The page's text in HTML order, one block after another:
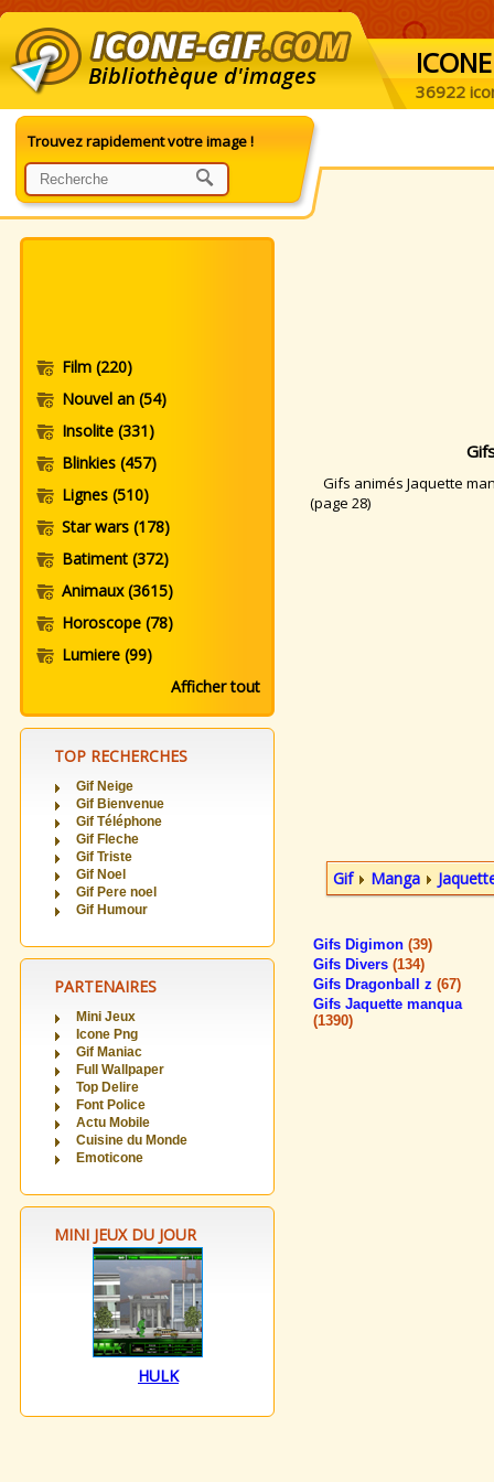
Bibliothèque d'images ICONE
36922
Trouvez rapidement votre image !
Film (220)
Nouvel an (54)
Insolite (331)
Blinkies (457)
Lignes (510)
Star wars (178)
Batiment (372)
Animaux(3615)
Horoscope (78)
Lumiere (99)
Afficher tout
TOP RECHERCHES
Gif Neige
Gif Bienvenue
Gif Téléphone
Gif Fleche
Gif Triste
Gif Noel
Gif Pere noel
Gif Humour
PARTENAIRES
Mini Jeux
Icone Png
Gif Maniac
Full Wallpaper
Top Delire
Font Police
Actu Mobile
Cuisine du Monde
Emoticone
MINI JEUX DU JOUR
HULK
Gifs animés Jaquette
(page 28)
Gif Manga
Gifs Digimon (39)
Gifs Divers (134)
Gifs Dragonball z (67)
Gifs Jaquette manqua
(1390)